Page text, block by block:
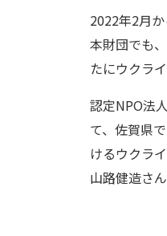
2022年2月
本財団でも
たにウクラ
認定NPO法
て、佐賀県
けるウクラ
山路健造さ